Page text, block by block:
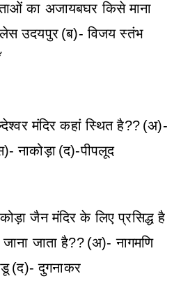
का अजायबघर किसे माना
उदयपुर (ब)- विजय स्तंभ
मंदिर कहां स्थित है?? (अ)-
नाकोड़ा (द)-पीपलूद
जैन मंदिर के लिए प्रसिद्ध है
जाता है?? (अ)- नागमणि
(द)- दुगनाकर